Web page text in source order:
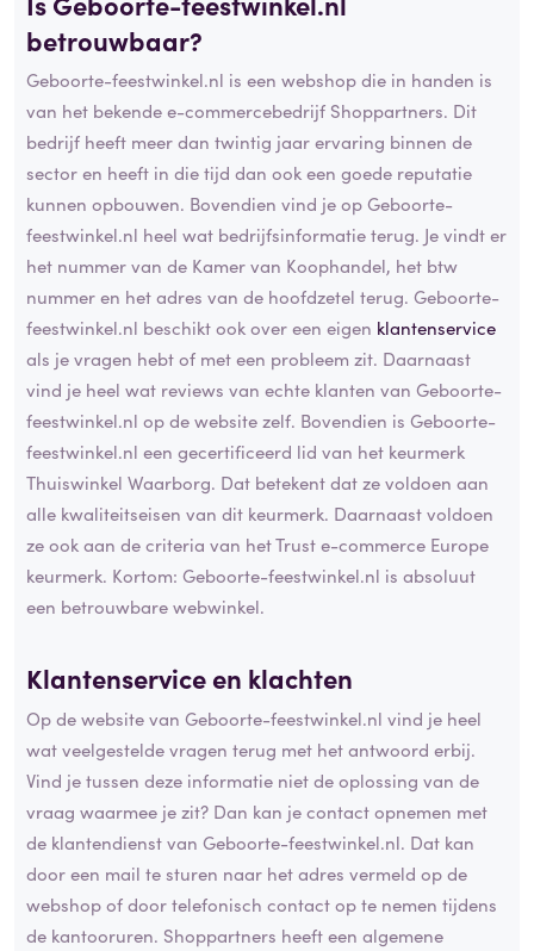
betrouwbaar?
Geboorte-feestwinkel.nl is een webshop die in handen is
van het bekende e-commercebedrijf Shoppartners. Dit
bedrijf heeft meer dan twintig jaar ervaring binnen de
sector en heeft in die tijd dan ook een goede reputatie
kunnen opbouwen. Bovendien vind je op Geboorte-
feestwinkel.nl heel wat bedrijfsinformatie terug. Je vindt er
het nummer van de Kamer van Koophandel, het btw
nummer en het adres van de hoofdzetel terug. Geboorte-
feestwinkel.nl beschikt ook over een eigen klantenservice
als je vragen hebt of met een probleem zit. Daarnaast
vind je heel wat reviews van echte klanten van Geboorte-
feestwinkel.nl op de website zelf. Bovendien is Geboorte-
feestwinkel.nl een gecertificeerd lid van het keurmerk
Thuiswinkel Waarborg. Dat betekent dat ze voldoen aan
alle kwaliteitseisen van dit keurmerk. Daarnaast voldoen
ze ook aan de criteria van het Trust e-commerce Europe
keurmerk. Kortom: Geboorte-feestwinkel.nl is absoluut
een betrouwbare webwinkel.
Klantenservice en klachten
Op de website van Geboorte-feestwinkel.nl vind je heel
wat veelgestelde vragen terug met het antwoord erbij.
Vind je tussen deze informatie niet de oplossing van de
vraag waarmee je zit? Dan kan je contact opnemen met
de klantendienst van Geboorte-feestwinkel.nl. Dat kan
door een mail te sturen naar het adres vermeld op de
webshop of door telefonisch contact op te nemen tijdens
de kantooruren. Shoppartners heeft een algemene